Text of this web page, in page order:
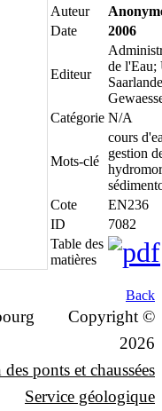
Auteur
Date
2006
Editeur
de l'Eau;
Catégorie N/A
Mots-clé
cours
gestion
Cote
EN236
ID
7082
Table des
matières
Back
Copyright ©
2026
ponts et chaussées
Service géologique